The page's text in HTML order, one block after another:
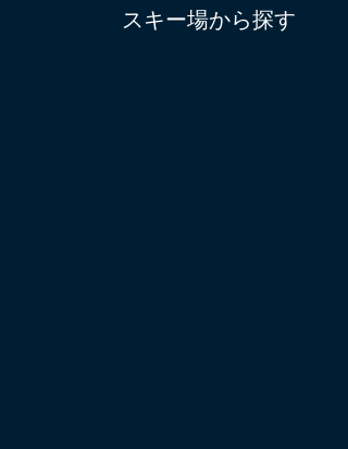
スキー場から探す